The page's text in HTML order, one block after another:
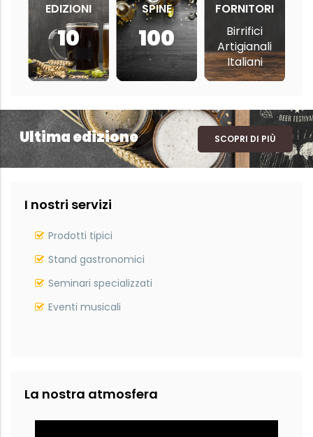
EDIZIONI
10
SPINE
100
FORNITORI
Birrifici
Artigianali
Italiani
Ultima edizione SCOPRI DI PIÙ
I nostri servizi
Prodotti tipici
Stand gastronomici
Seminari specializzati
Eventi musicali
La nostra atmosfera